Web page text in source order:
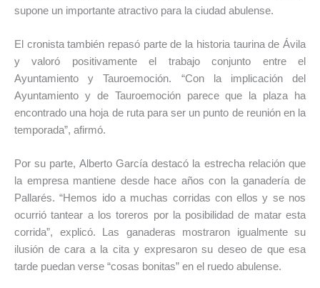
supone un importante atractivo para la ciudad abulense.
El cronista también repasó parte de la historia taurina de Ávila
y valoró positivamente el trabajo conjunto entre el
Ayuntamiento y Tauroemoción. “Con la implicación del
Ayuntamiento y de Tauroemoción parece que la plaza ha
encontrado una hoja de ruta para ser un punto de reunión en la
temporada”, afirmó.
Por su parte, Alberto Garcíadestacó la estrecha relación que
la empresa mantiene desde hace años con la ganadería de
Pallarés. “Hemos ido a muchas corridas con ellos y se nos
ocurrió tantear a los toreros por la posibilidad de matar esta
corrida”, explicó. Las ganaderas mostraron igualmente su
ilusión de cara a la cita y expresaron su deseo de que esa
tarde puedan verse “cosas bonitas” en el ruedo abulense.